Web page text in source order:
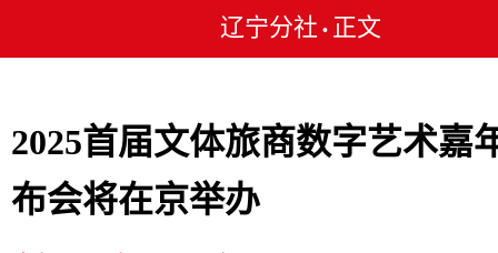
辽宁分社 • 正文
2025首届文体旅商数字艺术嘉
布会将在京举办